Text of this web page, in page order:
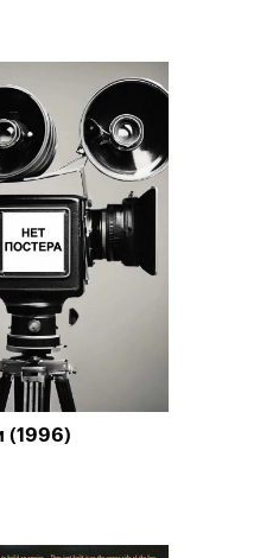
(1996)